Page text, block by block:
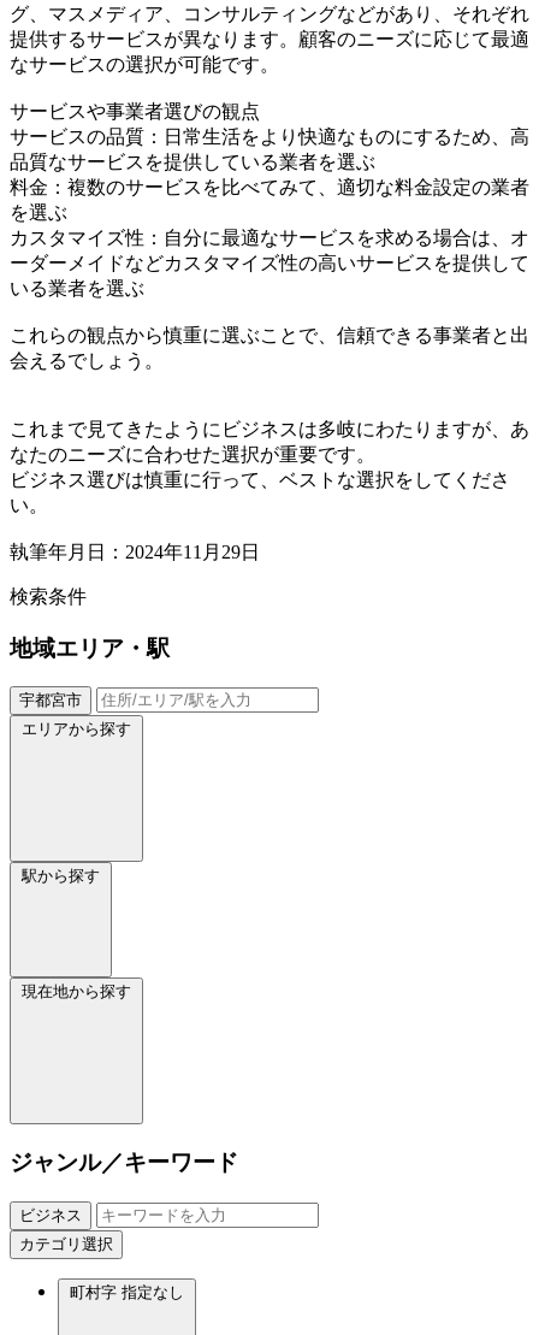
グ、マスメディア、コンサルティングなどがあり、それぞれ
提供するサービスが異なります。顧客のニーズに応じて最適
なサービスの選択が可能です。
サービスや事業者選びの観点
サービスの品質：日常生活をより快適なものにするため、高
品質なサービスを提供している業者を選ぶ
料金：複数のサービスを比べてみて、適切な料金設定の業者
を選ぶ
カスタマイズ性：自分に最適なサービスを求める場合は、オ
ーダーメイドなどカスタマイズ性の高いサービスを提供して
いる業者を選ぶ
これらの観点から慎重に選ぶことで、信頼できる事業者と出
会えるでしょう。
これまで見てきたようにビジネスは多岐にわたりますが、あ
なたのニーズに合わせた選択が重要です。
ビジネス選びは慎重に行って、ベストな選択をしてくださ
い。
執筆年月日：2024年11月29日
検索条件
地域エリア・駅
宇都宮市
エリアから探す
駅から探す
現在地から探す
ジャンル／キーワード
ビジネス
カテゴリ選択
町村字 指定なし